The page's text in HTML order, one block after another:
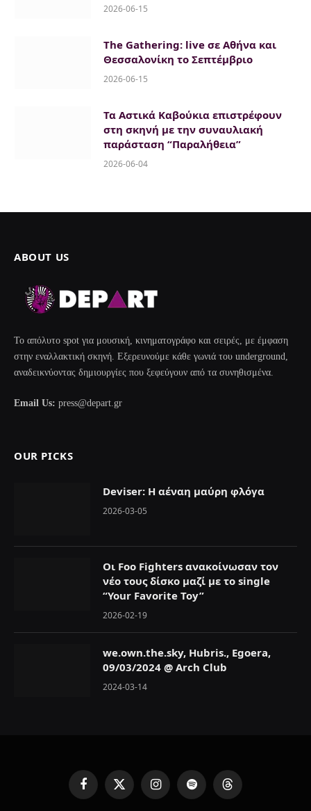
2026-06-15
The Gathering: live σε Αθήνα και
Θεσσαλονίκη το Σεπτέμβριο
2026-06-15
Τα Αστικά Καβούκια επιστρέφουν
στη σκηνή με την συναυλιακή
παράσταση “Παραλήθεια”
2026-06-04
ABOUT US
Το απόλυτο spot για μουσική, κινηματογράφο και σειρές, με έμφαση
στην εναλλακτική σκηνή. Εξερευνούμε κάθε γωνιά του underground,
αναδεικνύοντας δημιουργίες που ξεφεύγουν από τα συνηθισμένα.
Email Us: press@depart.gr
OUR PICKS
Deviser: Η αέναη μαύρη φλόγα
2026-03-05
Οι Foo Fighters ανακοίνωσαν τον
νέο τους δίσκο μαζί με το single
“Your Favorite Toy”
2026-02-19
we.own.the.sky, Hubris., Egoera,
09/03/2024 @ Arch Club
2024-03-14
F
X
I
S
T